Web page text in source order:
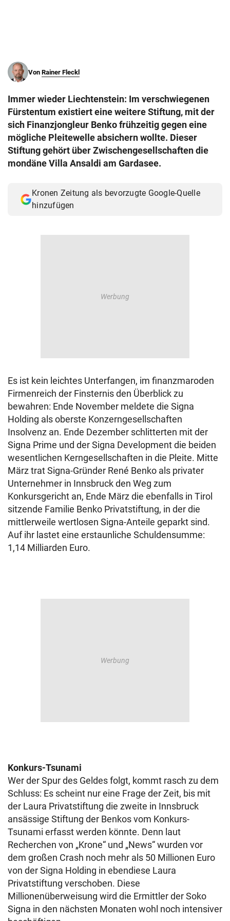
Von Rainer Fleckl
Immer wieder Liechtenstein: Im verschwiegenen
Fürstentum existiert eine weitere Stiftung, mit der
sich Finanzjongleur Benko frühzeitig gegen eine
mögliche Pleitewelle absichern wollte. Dieser
Stiftung gehört über Zwischengesellschaften die
mondäne Villa Ansaldi am Gardasee.
Kronen Zeitung als bevorzugte Google-Quelle
hinzufügen
Es ist kein leichtes Unterfangen, im finanzmaroden
Firmenreich der Finsternis den Überblick zu
bewahren: Ende November meldete die Signa
Holding als oberste Konzerngesellschaften
Insolvenz an. Ende Dezember schlitterten mit der
Signa Prime und der Signa Development die beiden
wesentlichen Kerngesellschaften in die Pleite. Mitte
März trat Signa-Gründer René Benko als privater
Unternehmer in Innsbruck den Weg zum
Konkursgericht an, Ende März die ebenfalls in Tirol
sitzende Familie Benko Privatstiftung, in der die
mittlerweile wertlosen Signa-Anteile geparkt sind.
Auf ihr lastet eine erstaunliche Schuldensumme:
1,14 Milliarden Euro.
Konkurs-Tsunami
Wer der Spur des Geldes folgt, kommt rasch zu dem
Schluss: Es scheint nur eine Frage der Zeit, bis mit
der Laura Privatstiftung die zweite in Innsbruck
ansässige Stiftung der Benkos vom Konkurs-
Tsunami erfasst werden könnte. Denn laut
Recherchen von „Krone“ und „News“ wurden vor
dem großen Crash noch mehr als 50 Millionen Euro
von der Signa Holding in ebendiese Laura
Privatstiftung verschoben. Diese
Millionenüberweisung wird die Ermittler der Soko
Signa in den nächsten Monaten wohl noch intensiver